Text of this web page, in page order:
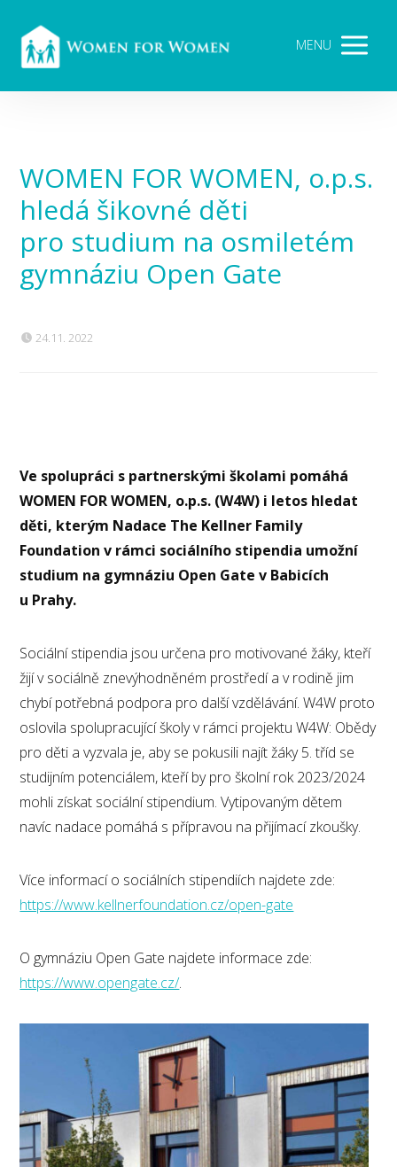
MENU
WOMEN FOR WOMEN, o.p.s.
hledá šikovné děti
pro studium na osmiletém
gymnáziu Open Gate
24.11. 2022
Ve spolupráci s partnerskými školami pomáhá
WOMEN FOR WOMEN, o.p.s. (W4W) i letos hledat
děti, kterým Nadace The Kellner Family
Foundation v rámci sociálního stipendia umožní
studium na gymnáziu Open Gate v Babicích
u Prahy.
Sociální stipendia jsou určena pro motivované žáky, kteří
žijí v sociálně znevýhodněném prostředí a v rodině jim
chybí potřebná podpora pro další vzdělávání. W4W proto
oslovila spolupracující školy v rámci projektu W4W: Obědy
pro děti a vyzvala je, aby se pokusili najít žáky 5. tříd se
studijním potenciálem, kteří by pro školní rok 2023/2024
mohli získat sociální stipendium. Vytipovaným dětem
navíc nadace pomáhá s přípravou na přijímací zkoušky.
Více informací o sociálních stipendiích najdete zde:
https://www.kellnerfoundation.cz/open-gate
O gymnáziu Open Gate najdete informace zde:
https://www.opengate.cz/.